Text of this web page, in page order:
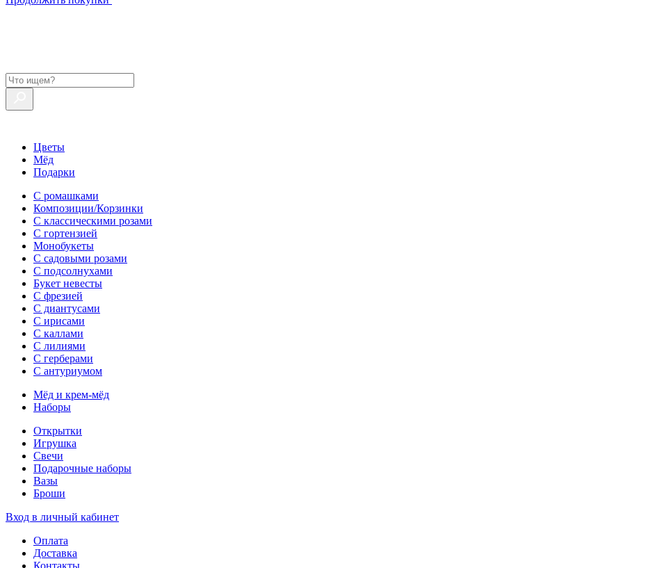
Цветы
Мёд
Подарки
С ромашками
Композиции/Корзинки
С классическими розами
С гортензией
Монобукеты
С садовыми розами
С подсолнухами
Букет невесты
С фрезией
С диантусами
С ирисами
С каллами
C лилиями
С герберами
С антуриумом
Мёд и крем-мёд
Наборы
Открытки
Игрушка
Свечи
Подарочные наборы
Вазы
Броши
Вход в личный кабинет
Оплата
Доставка
Контакты